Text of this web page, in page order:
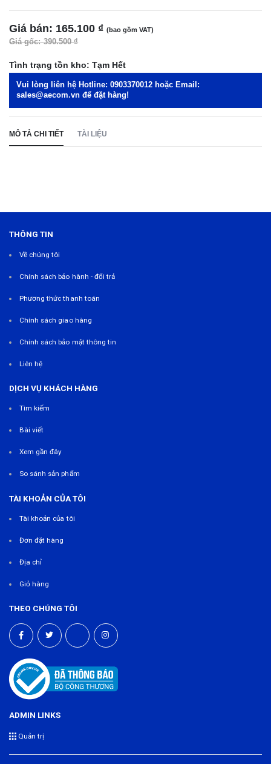
Giá bán: 165.100 ₫ (bao gồm VAT)
Giá gốc: 390.500 ₫
Tình trạng tồn kho: Tạm Hết
Vui lòng liên hệ Hotline: 0903370012 hoặc Email:
sales@aecom.vn để đặt hàng!
MÔ TẢ CHI TIẾT TÀI LIỆU
THÔNG TIN
Về chúng tôi
Chính sách bảo hành - đổi trả
Phương thức thanh toán
Chính sách giao hàng
Chính sách bảo mật thông tin
Liên hệ
DỊCH VỤ KHÁCH HÀNG
Tìm kiếm
Bài viết
Xem gần đây
So sánh sản phẩm
TÀI KHOẢN CỦA TÔI
Tài khoản của tôi
Đơn đặt hàng
Địa chỉ
Giỏ hàng
THEO CHÚNG TÔI
ADMIN LINKS
Quản trị